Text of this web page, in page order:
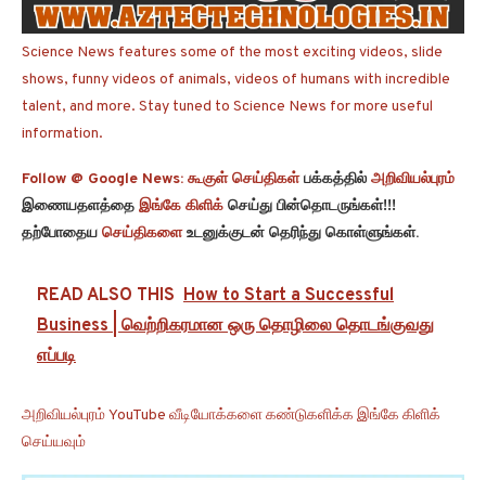
Science News features some of the most exciting videos, slide
shows, funny videos of animals, videos of humans with incredible
talent, and more. Stay tuned to Science News for more useful
information.
Follow @ Google News: கூகுள் செய்திகள்பக்கத்தில் அறிவியல்புரம்
இணையதளத்தை இங்கே கிளிக் செய்து பின்தொடருங்கள்!!!
தற்போதைய செய்திகளைஉடனுக்குடன் தெரிந்து கொள்ளுங்கள்.
READ ALSO THIS How to Start a Successful
Business | வெற்றிகரமான ஒரு தொழிலை தொடங்குவது
எப்படி
அறிவியல்புரம் YouTube வீடியோக்களை கண்டுகளிக்க இங்கே கிளிக்
செய்யவும்